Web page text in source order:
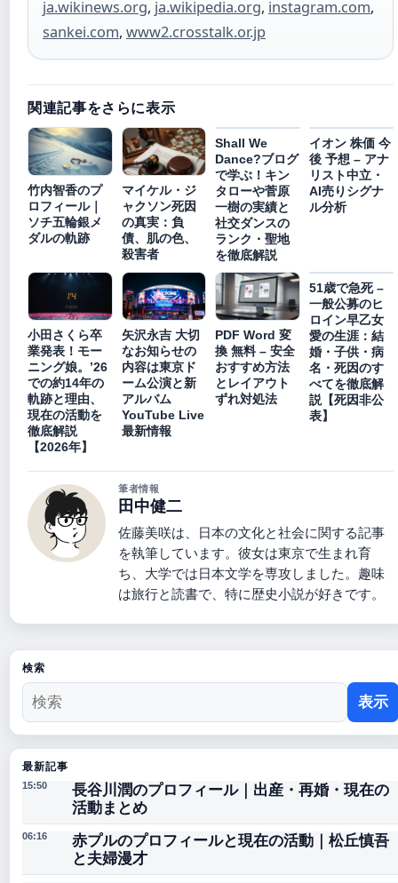
ja.wikinews.org, ja.wikipedia.org, instagram.com,
sankei.com, www2.crosstalk.or.jp
関連記事をさらに表示
竹内智香のプ
ロフィール｜
ソチ五輪銀メ
ダルの軌跡
マイケル・ジ
ャクソン死因
の真実：負
債、肌の色、
殺害者
Shall We
Dance?ブログ
で学ぶ！キン
タローや菅原
一樹の実績と
社交ダンスの
ランク・聖地
を徹底解説
イオン 株価 今
後 予想 – アナ
リスト中立・
AI売りシグナ
ル分析
小田さくら卒
業発表！モー
ニング娘。’26
での約14年の
軌跡と理由、
現在の活動を
徹底解説
【2026年】
矢沢永吉 大切
なお知らせの
内容は東京ド
ーム公演と新
アルバム
YouTube Live
最新情報
PDF Word 変
換 無料 – 安全
おすすめ方法
とレイアウト
ずれ対処法
51歳で急死 –
一般公募のヒ
ロイン早乙女
愛の生涯：結
婚・子供・病
名・死因のす
べてを徹底解
説【死因非公
表】
筆者情報
田中健二
佐藤美咲は、日本の文化と社会に関する記事
を執筆しています。彼女は東京で生まれ育
ち、大学では日本文学を専攻しました。趣味
は旅行と読書で、特に歴史小説が好きです。
検索
表示
最新記事
15:50
長谷川潤のプロフィール｜出産・再婚・現在の
活動まとめ
06:16
赤プルのプロフィールと現在の活動｜松丘慎吾
と夫婦漫才